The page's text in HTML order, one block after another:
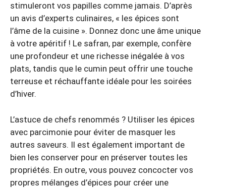
stimuleront vos papilles comme jamais. D’après
un avis d’experts culinaires, « les épices sont
l’âme de la cuisine ». Donnez donc une âme unique
à votre apéritif ! Le safran, par exemple, confère
une profondeur et une richesse inégalée à vos
plats, tandis que le cumin peut offrir une touche
terreuse et réchauffante idéale pour les soirées
d’hiver.
L’astuce de chefs renommés ? Utiliser les épices
avec parcimonie pour éviter de masquer les
autres saveurs. Il est également important de
bien les conserver pour en préserver toutes les
propriétés. En outre, vous pouvez concocter vos
propres mélanges d’épices pour créer une